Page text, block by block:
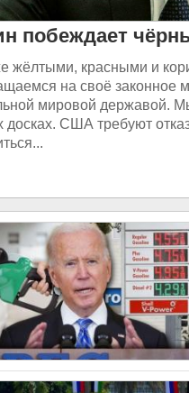
побеждает
жёлтыми, красными и
на своё законное
мировой державой.
досках. США требуют